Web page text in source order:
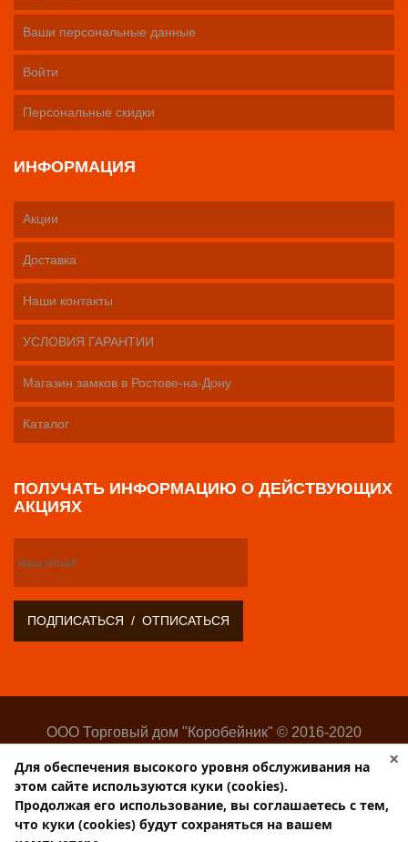
Ваши персональные данные
Войти
Персональные скидки
ИНФОРМАЦИЯ
Акции
Доставка
Наши контакты
УСЛОВИЯ ГАРАНТИИ
Магазин замков в Ростове-на-Дону
Каталог
ПОЛУЧАТЬ ИНФОРМАЦИЮ О ДЕЙСТВУЮЩИХ
АКЦИЯХ
ООО Торговый дом "Коробейник" © 2016-2020
изделий
Разработка:Web-студия Websilon
Поддержка сайта —ООО «Центр-Интернет»
×
Для обеспечения высокого уровня обслуживания на
этом сайте используются куки (cookies).
Продолжая его использование, вы соглашаетесь с тем,
что куки (cookies) будут сохраняться на вашем